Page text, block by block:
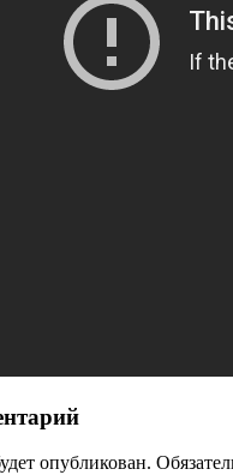
опубликован.